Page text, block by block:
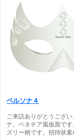
ペルソナ４
ご来訪ありがとうござい
ナ、ベネチア風仮面です
ズリー柄です。招待状素